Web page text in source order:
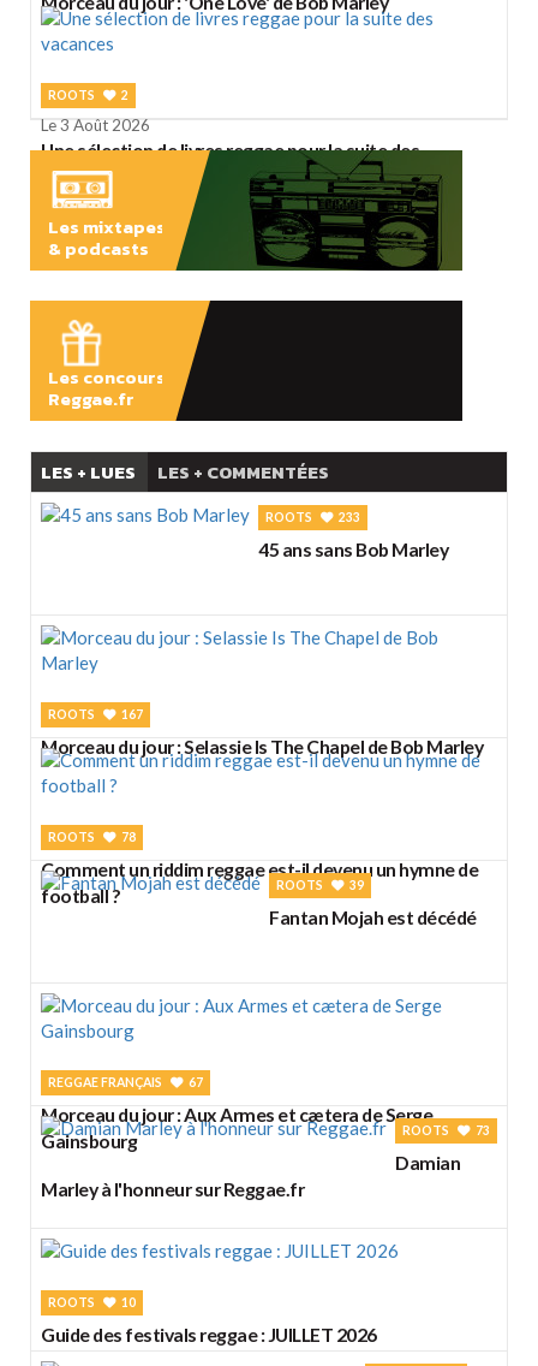
ROOTS 2
Le 3 Août 2026
Une sélection de livres reggae pour la suite des
vacances
Les mixtapes
& podcasts
Les concours
Reggae.fr
LES + LUES LES + COMMENTÉES
ROOTS 233
45 ans sans Bob Marley
ROOTS 167
Morceau du jour : Selassie Is The Chapel de Bob Marley
ROOTS 78
Comment un riddim reggae est-il devenu un hymne de
football ?
ROOTS 39
Fantan Mojah est décédé
REGGAE FRANÇAIS 67
Morceau du jour : Aux Armes et cætera de Serge
Gainsbourg
ROOTS 73
Damian
Marley à l'honneur sur Reggae.fr
ROOTS 10
Guide des festivals reggae : JUILLET 2026